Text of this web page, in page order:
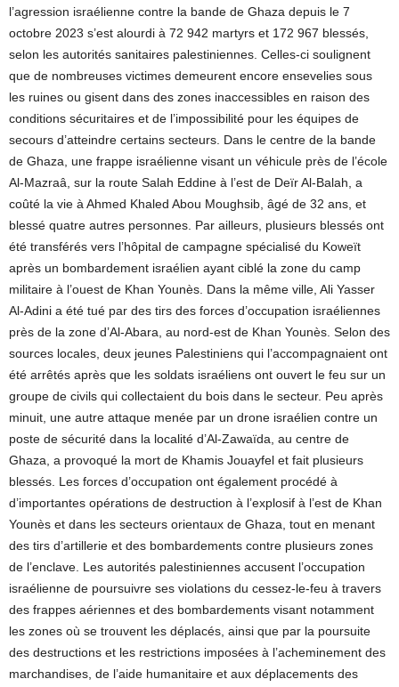
l’agression israélienne contre la bande de Ghaza depuis le 7
octobre 2023 s’est alourdi à 72 942 martyrs et 172 967 blessés,
selon les autorités sanitaires palestiniennes. Celles-ci soulignent
que de nombreuses victimes demeurent encore ensevelies sous
les ruines ou gisent dans des zones inaccessibles en raison des
conditions sécuritaires et de l’impossibilité pour les équipes de
secours d’atteindre certains secteurs. Dans le centre de la bande
de Ghaza, une frappe israélienne visant un véhicule près de l’école
Al-Mazraâ, sur la route Salah Eddine à l’est de Deïr Al-Balah, a
coûté la vie à Ahmed Khaled Abou Moughsib, âgé de 32 ans, et
blessé quatre autres personnes. Par ailleurs, plusieurs blessés ont
été transférés vers l’hôpital de campagne spécialisé du Koweït
après un bombardement israélien ayant ciblé la zone du camp
militaire à l’ouest de Khan Younès. Dans la même ville, Ali Yasser
Al-Adini a été tué par des tirs des forces d’occupation israéliennes
près de la zone d’Al-Abara, au nord-est de Khan Younès. Selon des
sources locales, deux jeunes Palestiniens qui l’accompagnaient ont
été arrêtés après que les soldats israéliens ont ouvert le feu sur un
groupe de civils qui collectaient du bois dans le secteur. Peu après
minuit, une autre attaque menée par un drone israélien contre un
poste de sécurité dans la localité d’Al-Zawaïda, au centre de
Ghaza, a provoqué la mort de Khamis Jouayfel et fait plusieurs
blessés. Les forces d’occupation ont également procédé à
d’importantes opérations de destruction à l’explosif à l’est de Khan
Younès et dans les secteurs orientaux de Ghaza, tout en menant
des tirs d’artillerie et des bombardements contre plusieurs zones
de l’enclave. Les autorités palestiniennes accusent l’occupation
israélienne de poursuivre ses violations du cessez-le-feu à travers
des frappes aériennes et des bombardements visant notamment
les zones où se trouvent les déplacés, ainsi que par la poursuite
des destructions et les restrictions imposées à l’acheminement des
marchandises, de l’aide humanitaire et aux déplacements des